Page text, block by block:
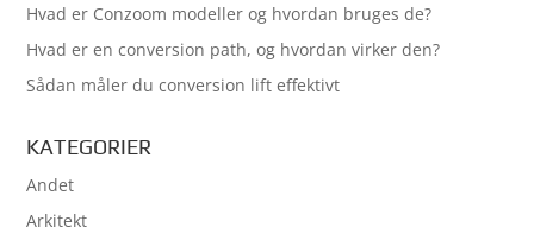
Hvad er Conzoom modeller og hvordan bruges de?
Hvad er en conversion path, og hvordan virker den?
Sådan måler du conversion lift effektivt
KATEGORIER
Andet
Arkitekt